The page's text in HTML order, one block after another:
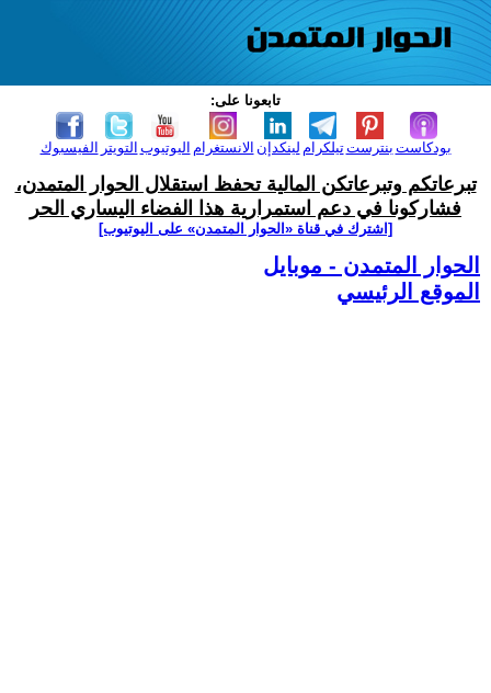
تابعونا على:
الفيسبوك التويتر اليوتيوب الانستغرام لينكدإن تيلكرامبنترست بودكاست
تبرعاتكم وتبرعاتكن المالية تحفظ استقلال الحوار المتمدن،
فشاركونا في دعم استمرارية هذا الفضاء اليساري الحر
[اشترك في قناة ‫«الحوار المتمدن» على اليوتيوب]
الحوار المتمدن - موبايل
الموقع الرئيسي